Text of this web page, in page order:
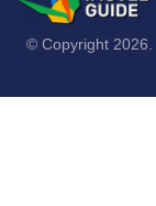
© Copyright 2026.